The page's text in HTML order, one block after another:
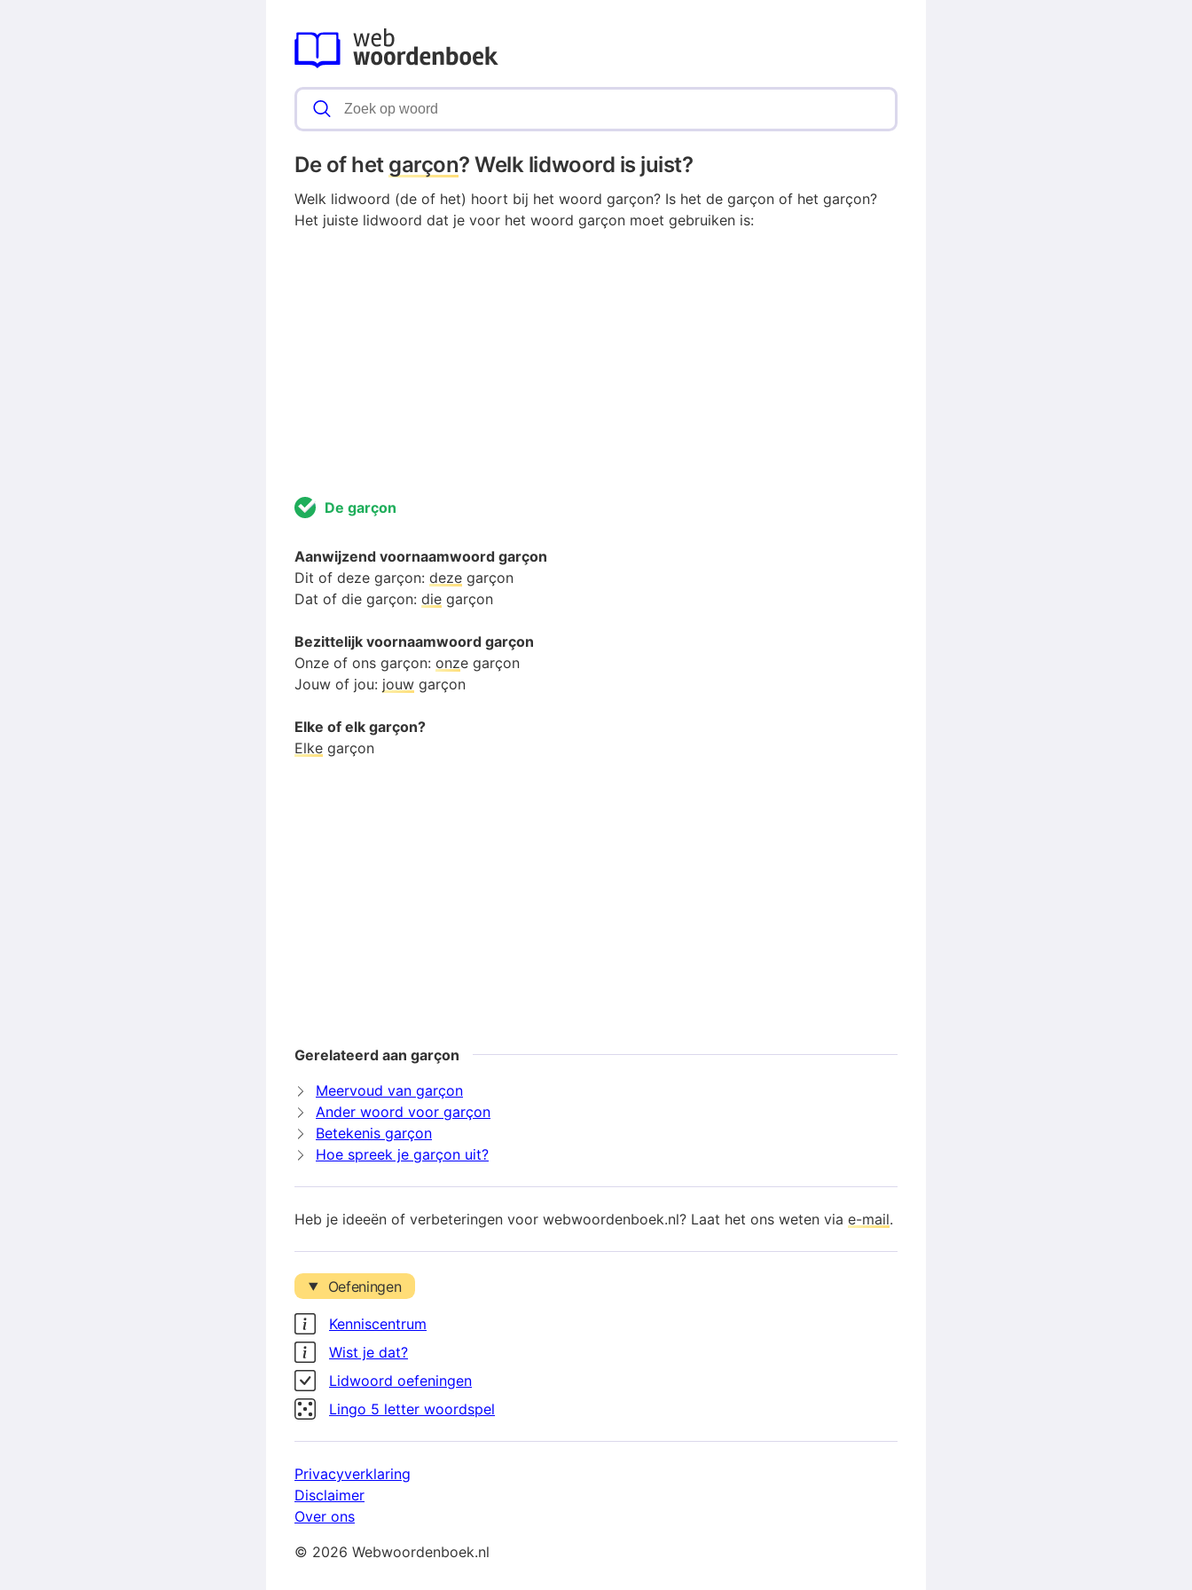
De of het garçon? Welk lidwoord is juist?
Welk lidwoord (de of het) hoort bij het woord garçon? Is het de garçon of het garçon?
Het juiste lidwoord dat je voor het woord garçon moet gebruiken is:
De garçon
Aanwijzend voornaamwoord garçon
Dit of deze garçon: deze garçon
Dat of die garçon: die garçon
Bezittelijk voornaamwoord garçon
Onze of ons garçon: onze garçon
Jouw of jou: jouw garçon
Elke of elk garçon?
Elke garçon
Gerelateerd aan garçon
Meervoud van garçon
Ander woord voor garçon
Betekenis garçon
Hoe spreek je garçon uit?
Heb je ideeën of verbeteringen voor webwoordenboek.nl? Laat het ons weten via e-mail.
Oefeningen
Kenniscentrum
Wist je dat?
Lidwoord oefeningen
Lingo 5 letter woordspel
Privacyverklaring
Disclaimer
Over ons
© 2026 Webwoordenboek.nl